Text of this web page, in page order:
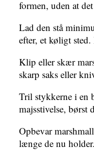
formen, uden at
Lad den stå
efter, et køligt
Klip eller skær
skarp saks eller
Tril stykkerne i en
majsstivelse, børst
Opbevar
længe de nu holder.